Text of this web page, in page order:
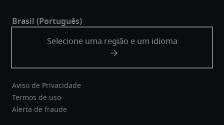
Aviso de Privacidade
Termos de uso
Alerta de fraude